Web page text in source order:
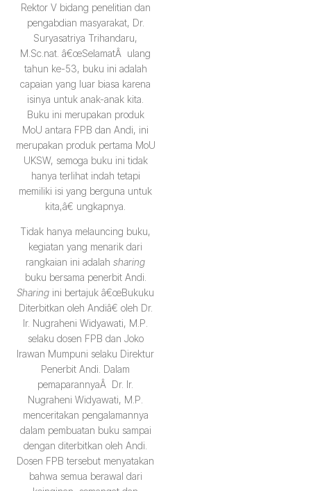
Rektor V bidang penelitian dan
pengabdian masyarakat, Dr.
Suryasatriya Trihandaru,
M.Sc.nat. â€œSelamatÂ ulang
tahun ke-53, buku ini adalah
capaian yang luar biasa karena
isinya untuk anak-anak kita.
Buku ini merupakan produk
MoU antara FPB dan Andi, ini
merupakan produk pertama MoU
UKSW, semoga buku ini tidak
hanya terlihat indah tetapi
memiliki isi yang berguna untuk
kita,â€ ungkapnya.
Tidak hanya melauncing buku,
kegiatan yang menarik dari
rangkaian ini adalahsharing
buku bersama penerbit Andi.
Sharing ini bertajuk â€œBukuku
Diterbitkan oleh Andiâ€ oleh Dr.
Ir. Nugraheni Widyawati, M.P.
selaku dosen FPB dan Joko
Irawan Mumpuni selaku Direktur
Penerbit Andi. Dalam
pemaparannyaÂ Dr. Ir.
Nugraheni Widyawati, M.P.
menceritakan pengalamannya
dalam pembuatan buku sampai
dengan diterbitkan oleh Andi.
Dosen FPB tersebut menyatakan
bahwa semua berawal dari